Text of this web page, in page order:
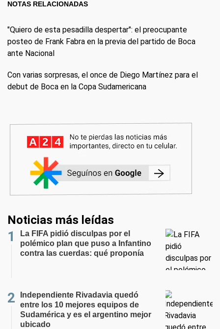
NOTAS RELACIONADAS
"Quiero de esta pesadilla despertar": el preocupante
posteo de Frank Fabra en la previa del partido de Boca
ante Nacional
Con varias sorpresas, el once de Diego Martínez para el
debut de Boca en la Copa Sudamericana
Noticias más leídas
La FIFA pidió disculpas por el
polémico plan que puso a Infantino
contra las cuerdas: qué proponía
Independiente Rivadavia quedó
entre los 10 mejores equipos de
Sudamérica y es el argentino mejor
ubicado